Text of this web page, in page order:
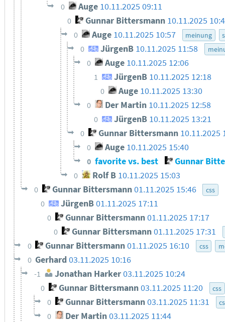
0 Auge 10.11.2025 09:11
0 Gunnar Bittersmann 10.11.2025
0 Auge 10.11.2025 10:57 meinung
0 JürgenB 10.11.2025 11:58
0 Auge 10.11.2025 12:06
1 JürgenB 10.11.2025 12:18
0 Auge 10.11.2025 13:30
0 Der Martin 10.11.2025 12:58
0 JürgenB 10.11.2025 13:21
0 Gunnar Bittersmann 10.11.2025
0 Auge 10.11.2025 15:40
0 favorite vs. best Gunnar
0 Rolf B 10.11.2025 15:03
0 Gunnar Bittersmann 01.11.2025 15:46 css
0 JürgenB01.11.2025 17:11
0 Gunnar Bittersmann01.11.2025 17:17
0 Gunnar Bittersmann01.11.2025 17:31
0 Gunnar Bittersmann01.11.2025 16:10 css
0 Gerhard03.11.2025 10:16
-1 Jonathan Harker 03.11.2025 10:24
0 Gunnar Bittersmann03.11.2025 11:20 css
0 Gunnar Bittersmann03.11.2025 11:31
0 Der Martin03.11.2025 11:44